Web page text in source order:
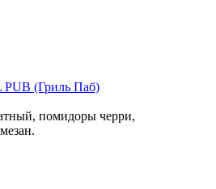
помидоры черри,